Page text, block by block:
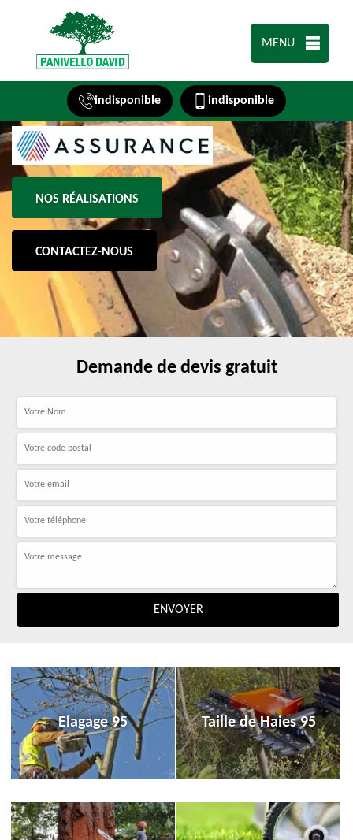
MENU
indisponible indisponible
NOS RÉALISATIONS
CONTACTEZ-NOUS
Demande de devis gratuit
Elagage 95 Taille de Haies 95